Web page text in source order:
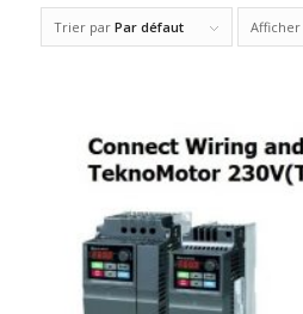
Trier par Par défaut Afficher